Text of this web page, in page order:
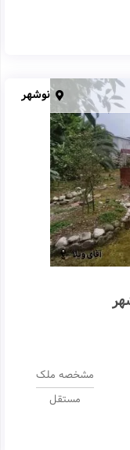
نوشهر
مشخصه ملک
مستقل